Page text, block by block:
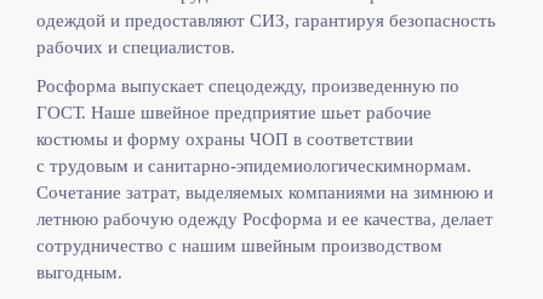
одеждой и предоставляют СИЗ, гарантируя безопасность
рабочих и специалистов.
Росформа выпускает спецодежду, произведенную по
ГОСТ. Наше швейное предприятие шьет рабочие
костюмы и форму охраны ЧОП в соответствии
с трудовым и санитарно-эпидемиологическимнормам.
Сочетание затрат, выделяемых компаниями на зимнюю и
летнюю рабочую одежду Росформа и ее качества, делает
сотрудничество с нашим швейным производством
выгодным.